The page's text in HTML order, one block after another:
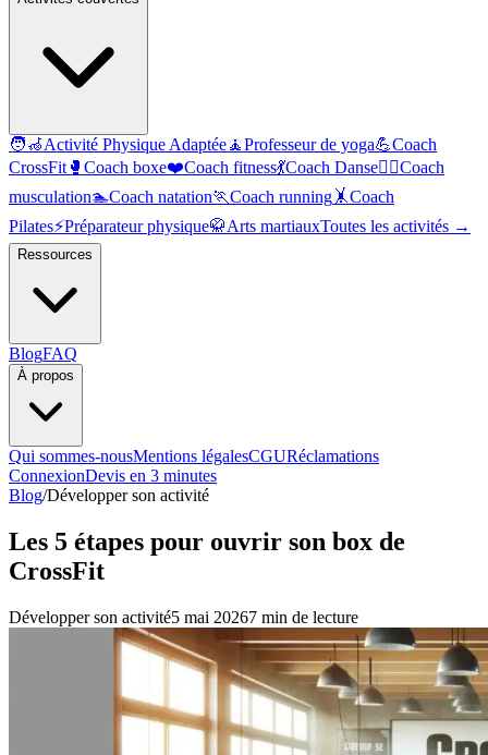
🧑‍🦽Activité Physique Adaptée🧘Professeur de yoga💪Coach
CrossFit 🥊 Coach boxe❤️Coach fitness💃Coach Danse🏋️‍♂️Coach
musculation🏊Coach natation🏃Coach running 🤸Coach
Pilates⚡Préparateur physique🥋Arts martiauxToutes les activités →
Ressources
BlogFAQ
À propos
Qui sommes-nousMentions légalesCGURéclamations
ConnexionDevis en 3 minutes
Blog/Développer son activité
Les 5 étapes pour ouvrir son box de
CrossFit
Développer son activité5 mai 20267 min de lecture